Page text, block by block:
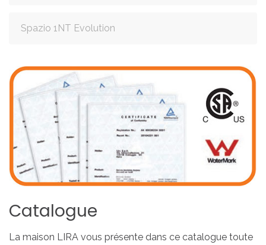
Spazio 1NT Evolution
Catalogue
La maison LIRA vous présente dans ce catalogue toute